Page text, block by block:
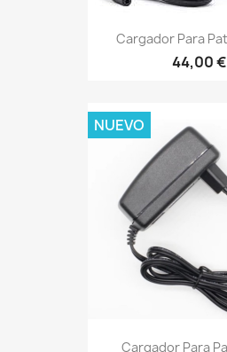
Cargador Para
44,00 €
Cargador Para
NUEVO